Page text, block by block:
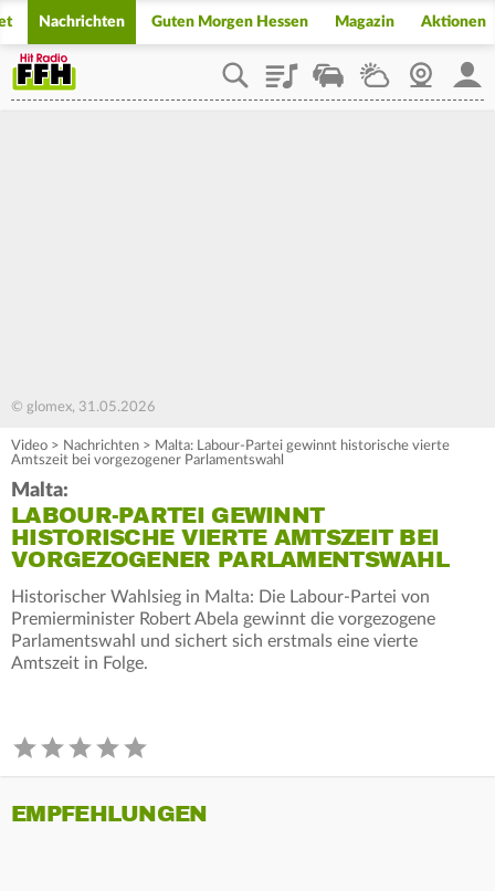
Nachrichten Guten Morgen Hessen Magazin Aktionen
PlaylistStaupilotWetterWebcam
© glomex, 31.05.2026
Video > Nachrichten > Malta: Labour-Partei gewinnt historische vierte
Amtszeit bei vorgezogener Parlamentswahl
Malta:
LABOUR-PARTEI GEWINNT
HISTORISCHE VIERTE AMTSZEIT BEI
VORGEZOGENER PARLAMENTSWAHL
Historischer Wahlsieg in Malta: Die Labour-Partei von
Premierminister Robert Abela gewinnt die vorgezogene
Parlamentswahl und sichert sich erstmals eine vierte
Amtszeit in Folge.
EMPFEHLUNGEN